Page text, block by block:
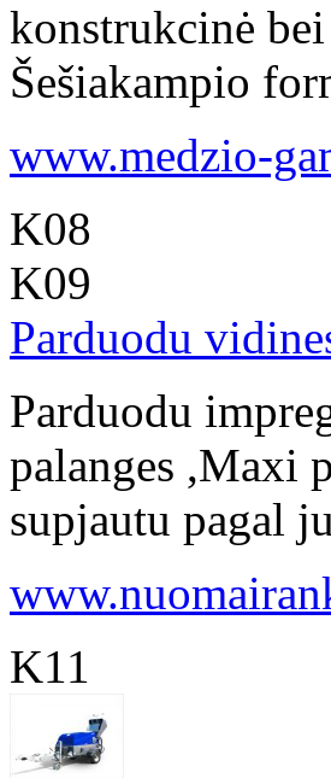
konstrukcinė
Šešiakampio
www.medzio-
K08
K09
Parduodu
Parduodu
palanges ,Maxi
supjautu pagal
K11